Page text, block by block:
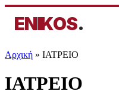
ENIKOS.
Αρχική » ΙΑΤΡΕΙΟ
ΙΑΤΡΕΙΟ